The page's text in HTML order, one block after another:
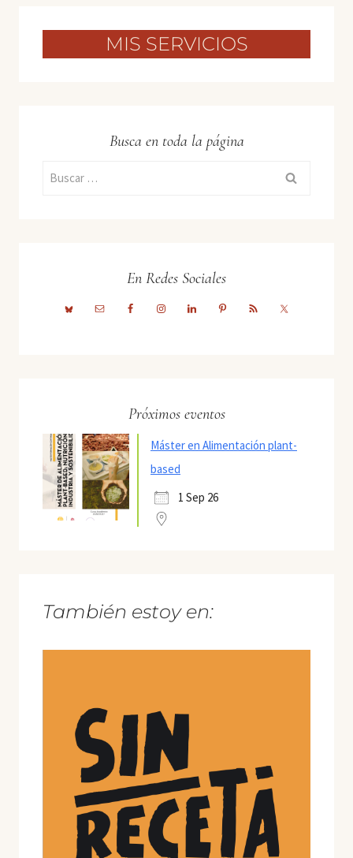
MIS SERVICIOS
Busca en toda la página
Buscar:
En Redes Sociales
Próximos eventos
Máster en Alimentación plant-
based
1 Sep 26
También estoy en: